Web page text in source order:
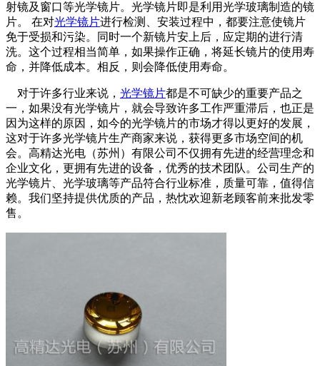
射镜及窗口等光学镜片。光学镜片即是利用光学玻璃制造的镜
片。 在对光学镜片进行检测、安装过程中，都要注意使镜片
免于受损和污染。同时一个新镜片安上后，应定期的进行清
洗。这个过程相当简单，如果操作正确，将延长镜片的使用寿
命，并降低成本。相反，则会降低使用寿命。
对于许多行业来说， 光学镜片都是不可缺少的重要产品之
一，如果没有光学镜片，就会导致许多工作严重滞后，也正是
因为这样的原因，如今的光学镜片的市场才得以更好的发展，
这对于许多光学镜片生产商家来说，获得更多市场空间的机
会。高精达光电（苏州）有限公司不仅拥有先进的经营理念和
企业文化，更拥有先进的设备，优秀的技术团队。公司生产的
光学镜片、光学玻璃等产品符合行业标准，质量可靠，值得信
赖。我们坚持提供优质的产品，热忱欢迎新老顾客前来批发零
售。